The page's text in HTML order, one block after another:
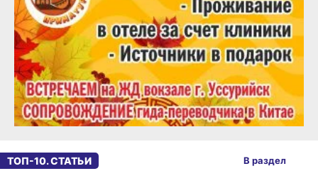
ТОП-10. СТАТЬИ В раздел